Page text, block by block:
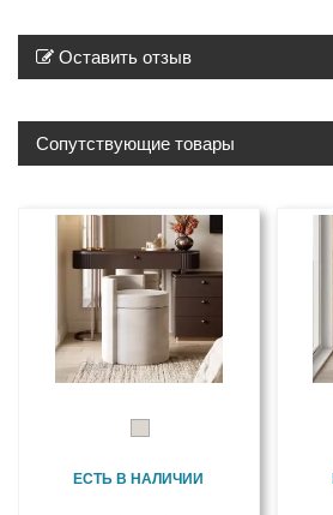
Оставить отзыв
Сопутствующие товары
ЕСТЬ В НАЛИЧИИ